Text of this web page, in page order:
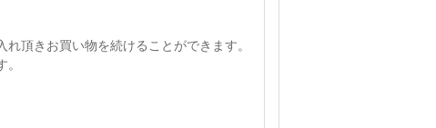
頂きお買い物を続けることができます。